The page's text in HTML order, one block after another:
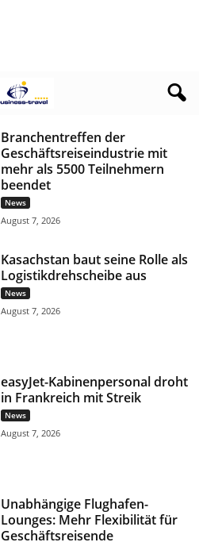
Branchentreffen der
Geschäftsreiseindustrie mit
mehr als 5500 Teilnehmern
beendet
News
August 7, 2026
Kasachstan baut seine Rolle als
Logistikdrehscheibe aus
News
August 7, 2026
easyJet-Kabinenpersonal droht
in Frankreich mit Streik
News
August 7, 2026
Unabhängige Flughafen-
Lounges: Mehr Flexibilität für
Geschäftsreisende